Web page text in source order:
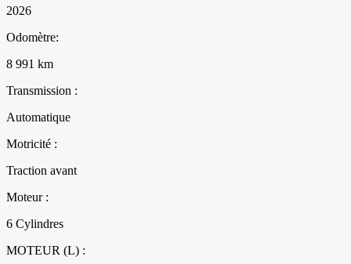
2026
Odomètre:
8 991 km
Transmission :
Automatique
Motricité :
Traction avant
Moteur :
6 Cylindres
MOTEUR (L) :